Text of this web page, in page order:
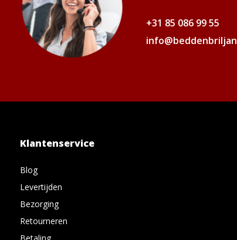
+31 85 086 99 55
Klantenservice
Blog
Levertijden
Bezorging
Retourneren